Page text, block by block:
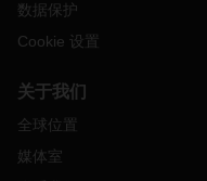
数据保护
Cookie 设置
关于我们
全球位置
媒体室